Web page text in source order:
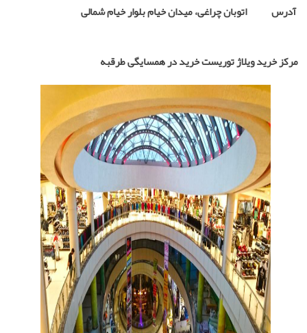
آدرس اتوبان چراغی، میدان خیام بلوار خیام شمالی
مرکز خرید ویلاژ توریست خرید در همسایگی طرقبه